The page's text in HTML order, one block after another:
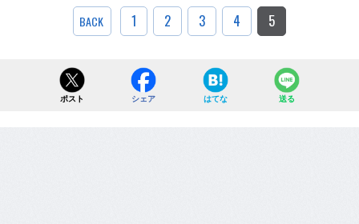
BACK 1 2 3 4 5
ポスト シェア はてな 送る